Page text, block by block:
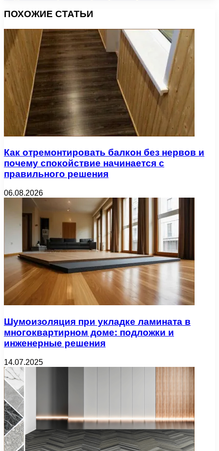
ПОХОЖИЕ СТАТЬИ
Как отремонтировать балкон без нервов и
почему спокойствие начинается с
правильного решения
06.08.2026
Шумоизоляция при укладке ламината в
многоквартирном доме: подложки и
инженерные решения
14.07.2025